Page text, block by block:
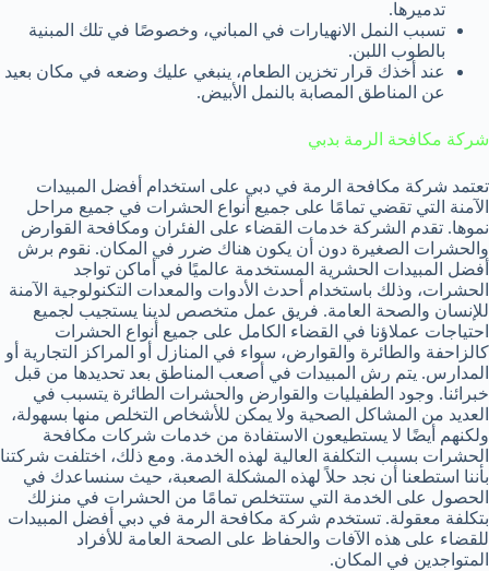
تدميرها.
تسبب النمل الانهيارات في المباني، وخصوصًا في تلك المبنية
بالطوب اللبن.
عند أخذك قرار تخزين الطعام، ينبغي عليك وضعه في مكان بعيد
عن المناطق المصابة بالنمل الأبيض.
شركة مكافحة الرمة بدبي
تعتمد شركة مكافحة الرمة في دبي على استخدام أفضل المبيدات
الآمنة التي تقضي تمامًا على جميع أنواع الحشرات في جميع مراحل
نموها. تقدم الشركة خدمات القضاء على الفئران ومكافحة القوارض
والحشرات الصغيرة دون أن يكون هناك ضرر في المكان. نقوم برش
أفضل المبيدات الحشرية المستخدمة عالميًا في أماكن تواجد
الحشرات، وذلك باستخدام أحدث الأدوات والمعدات التكنولوجية الآمنة
للإنسان والصحة العامة. فريق عمل متخصص لدينا يستجيب لجميع
احتياجات عملاؤنا في القضاء الكامل على جميع أنواع الحشرات
كالزاحفة والطائرة والقوارض، سواء في المنازل أو المراكز التجارية أو
المدارس. يتم رش المبيدات في أصعب المناطق بعد تحديدها من قبل
خبرائنا. وجود الطفيليات والقوارض والحشرات الطائرة يتسبب في
العديد من المشاكل الصحية ولا يمكن للأشخاص التخلص منها بسهولة،
ولكنهم أيضًا لا يستطيعون الاستفادة من خدمات شركات مكافحة
الحشرات بسبب التكلفة العالية لهذه الخدمة. ومع ذلك، اختلفت شركتنا
بأننا استطعنا أن نجد حلاً لهذه المشكلة الصعبة، حيث سنساعدك في
الحصول على الخدمة التي ستتخلص تمامًا من الحشرات في منزلك
بتكلفة معقولة. تستخدم شركة مكافحة الرمة في دبي أفضل المبيدات
للقضاء على هذه الآفات والحفاظ على الصحة العامة للأفراد
المتواجدين في المكان.